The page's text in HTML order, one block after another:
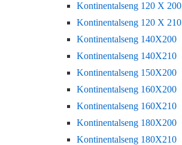
Kontinentalseng 120 X 200
Kontinentalseng 120 X 210
Kontinentalseng 140X200
Kontinentalseng 140X210
Kontinentalseng 150X200
Kontinentalseng 160X200
Kontinentalseng 160X210
Kontinentalseng 180X200
Kontinentalseng 180X210